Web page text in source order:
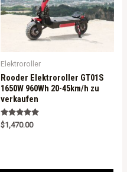
Elektroroller
Rooder Elektroroller GT01S
1650W 960Wh 20-45km/h zu
verkaufen
Rated
5.00
$1,470.00